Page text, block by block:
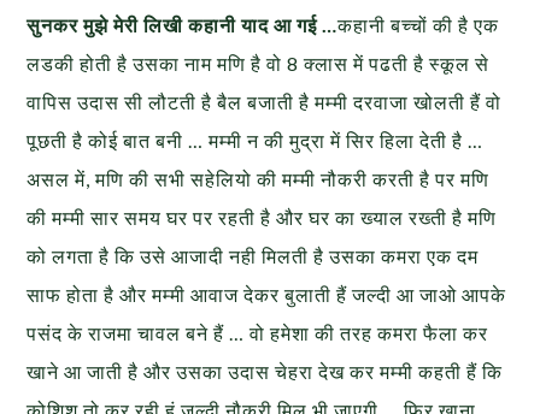
सुनकर मुझे मेरी लिखी कहानी याद आ गई …कहानी बच्चों की है एक
लडकी होती है उसका नाम मणि है वो 8 क्लास में पढती है स्कूल से
वापिस उदास सी लौटती है बैल बजाती है मम्मी दरवाजा खोलती हैं वो
पूछती है कोई बात बनी … मम्मी न की मुद्रा में सिर हिला देती है …
असल में, मणि की सभी सहेलियो की मम्मी नौकरी करती है पर मणि
की मम्मी सार समय घर पर रहती है और घर का ख्याल रख्ती है मणि
को लगता है कि उसे आजादी नही मिलती है उसका कमरा एक दम
साफ होता है और मम्मी आवाज देकर बुलाती हैं जल्दी आ जाओ आपके
पसंद के राजमा चावल बने हैं … वो हमेशा की तरह कमरा फैला कर
खाने आ जाती है और उसका उदास चेहरा देख कर मम्मी कहती हैं कि